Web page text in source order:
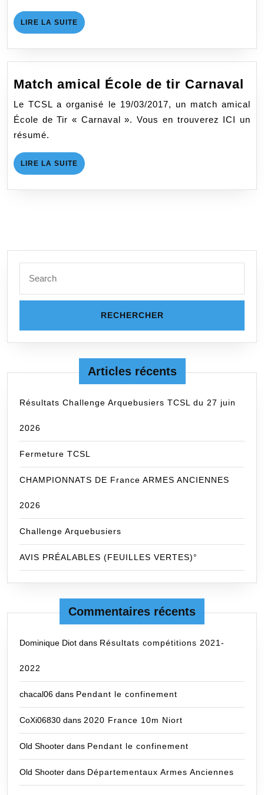
LIRE LA SUITE LIRE
LA
Match amical École de tir Carnaval
Le TCSL a organisé le 19/03/2017, un match amical
École de Tir « Carnaval ». Vous en trouverez ICI un
résumé.
LIRE LA SUITE LIRE
LA
for:
Articles récents
Résultats Challenge Arquebusiers TCSL du 27 juin
2026
Fermeture TCSL
CHAMPIONNATS DE France ARMES ANCIENNES
2026
Challenge Arquebusiers
AVIS PRÉALABLES (FEUILLES VERTES)°
Commentaires récents
Dominique Diot dans Résultats compétitions 2021-
2022
chacal06 dans Pendant le confinement
CoXi06830 dans 2020 France 10m Niort
Old Shooter dans Pendant le confinement
Old Shooter dans Départementaux Armes Anciennes